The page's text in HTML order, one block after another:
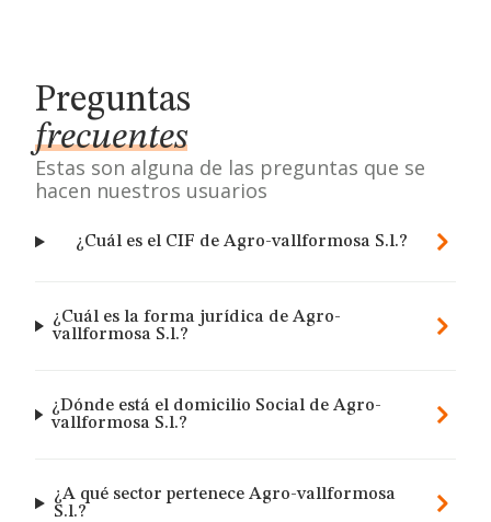
Preguntas
frecuentes
Estas son alguna de las preguntas que se
hacen nuestros usuarios
¿Cuál es el CIF de Agro-vallformosa S.l.?
¿Cuál es la forma jurídica de Agro-
vallformosa S.l.?
¿Dónde está el domicilio Social de Agro-
vallformosa S.l.?
¿A qué sector pertenece Agro-vallformosa
S.l.?